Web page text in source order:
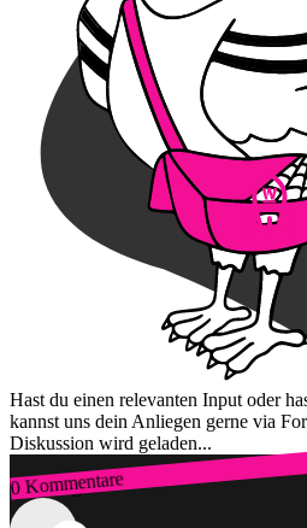
Hast du einen relevanten Input oder
kannst uns dein Anliegen gerne via
Diskussion wird geladen...
0 Kommentare
Zum Login